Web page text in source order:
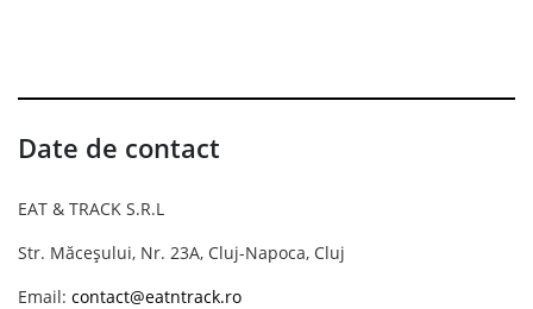
Date de contact
EAT & TRACK S.R.L
Str. Măceșului, Nr. 23A, Cluj-Napoca, Cluj
Email: contact@eatntrack.ro